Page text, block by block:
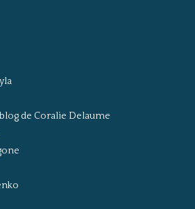
de Coralie Delaume